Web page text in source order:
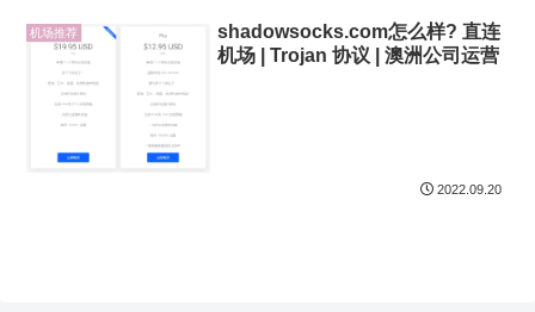
机场推荐
shadowsocks.com怎么样? 直连
机场 | Trojan 协议 | 澳洲公司运营
2022.09.20